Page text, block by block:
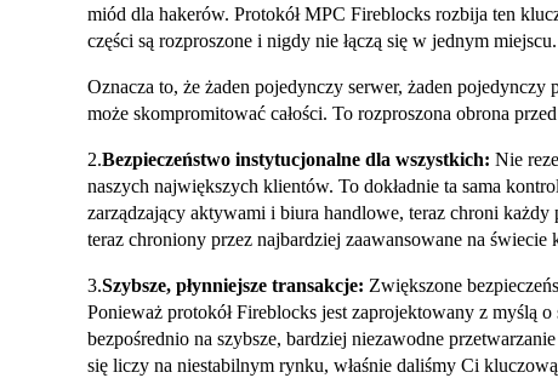
miód dla hakerów. Protokół MPC Fireblocks rozbija ten
części są rozproszone i nigdy nie łączą się w jednym miejscu.
Oznacza to, że żaden pojedynczy serwer, żaden
może skompromitować całości. To rozproszona obrona
2.Bezpieczeństwo instytucjonalne dla wszystkich: Nie
naszych największych klientów. To dokładnie ta sama
zarządzający aktywami i biura handlowe, teraz chroni
teraz chroniony przez najbardziej zaawansowane na
3.Szybsze, płynniejsze transakcje: Zwiększone
Ponieważ protokół Fireblocks jest zaprojektowany z myślą
bezpośrednio na szybsze, bardziej niezawodne
się liczy na niestabilnym rynku, właśnie daliśmy Ci